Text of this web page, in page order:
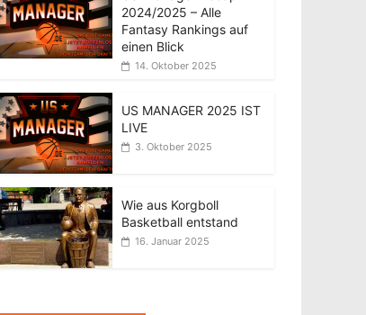
2024/2025 – Alle
Fantasy Rankings auf
einen Blick
14. Oktober 2025
US MANAGER 2025 IST
LIVE
3. Oktober 2025
Wie aus Korgboll
Basketball entstand
16. Januar 2025